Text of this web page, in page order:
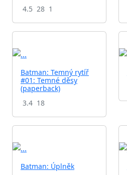
4.5 28 1
Batman: Temný rytíř
#01: Temné děsy
(paperback)
3.4 18
Batman: Úplněk